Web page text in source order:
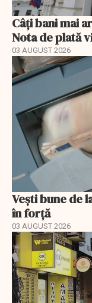
Câți bani mai
Nota de plată
03 AUGUST 2026
Vești bune de
în forță
03 AUGUST 2026